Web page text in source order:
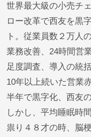
世界最大級の小売チ
ロー改革で西友を黒
ト。従業員数２万人
業務改善、24時間営
足度調査、導入の統
10年以上続いた営業
半年で黒字化、西友
しかし、平均睡眠時
祟り４８才の時、脳